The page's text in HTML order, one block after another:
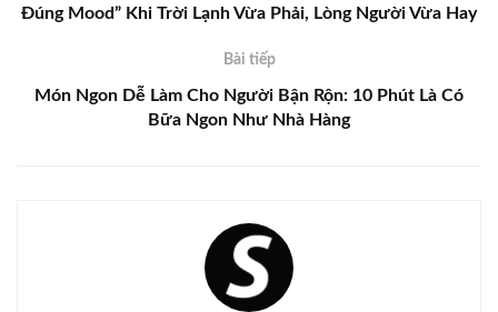
Đúng Mood” Khi Trời Lạnh Vừa Phải, Lòng Người Vừa Hay
Bài tiếp
Món Ngon Dễ Làm Cho Người Bận Rộn: 10 Phút Là Có
Bữa Ngon Như Nhà Hàng